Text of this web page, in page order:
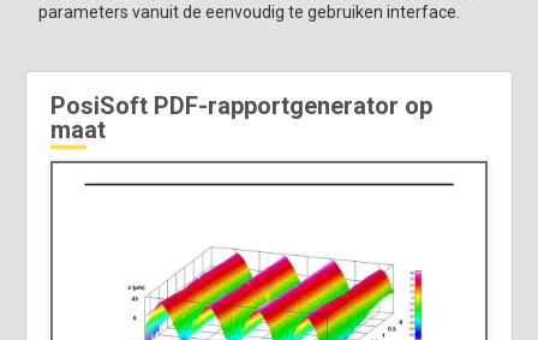
parameters vanuit de eenvoudig te gebruiken interface.
PosiSoft PDF-rapportgenerator op
maat